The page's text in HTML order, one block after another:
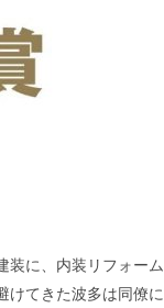
装に、内装リフォーム
けてきた波多は同僚に